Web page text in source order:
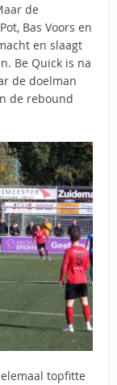
de
Bas Voors en
en slaagt
Be Quick is na
de doelman
de rebound
topfitte